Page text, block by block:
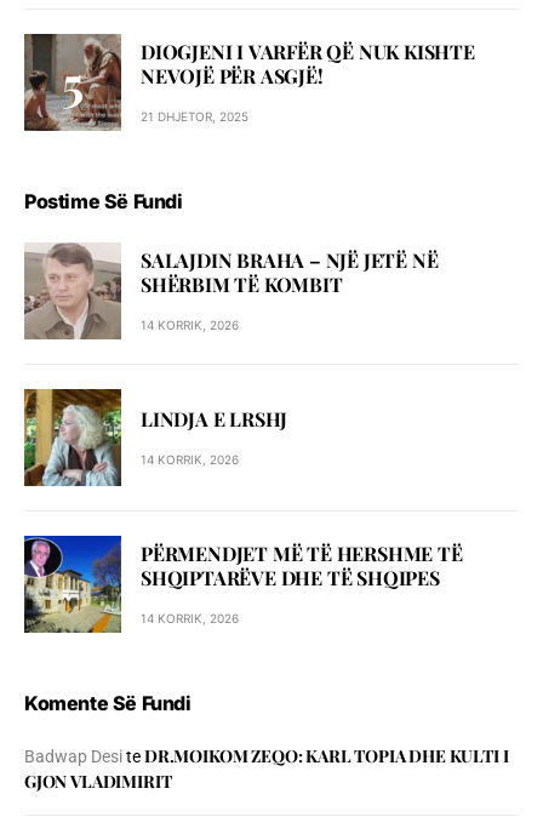
DIOGJENI I VARFËR QË NUK KISHTE
NEVOJË PËR ASGJË!
21 DHJETOR, 2025
Postime Së Fundi
SALAJDIN BRAHA – NJЁ JETЁ NЁ
SHЁRBIM TЁ KOMBIT
14 KORRIK, 2026
LINDJA E LRSHJ
14 KORRIK, 2026
PËRMENDJET MË TË HERSHME TË
SHQIPTARËVE DHE TË SHQIPES
14 KORRIK, 2026
Komente Së Fundi
Badwap DesiteDR.MOIKOM ZEQO: KARL TOPIA DHE KULTI I
GJON VLADIMIRIT